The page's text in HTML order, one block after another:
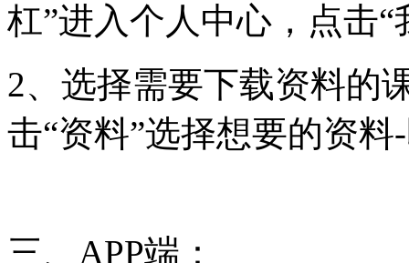
杠”进入个人中心，点击
2、选择需要下载资料的
击“资料”选择想要的资
三、APP端：